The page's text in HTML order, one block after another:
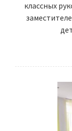
классных